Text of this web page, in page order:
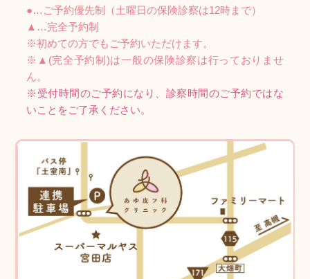
●…ご予約優先制（土曜日の保険診察は12時まで）
▲…完全予約制
※初めての方でもご予約いただけます。
※▲(完全予約制)は一般の保険診察は行っておりませ
ん。
※受付時間のご予約になり、診察時間のご予約ではな
いことをご了承ください。